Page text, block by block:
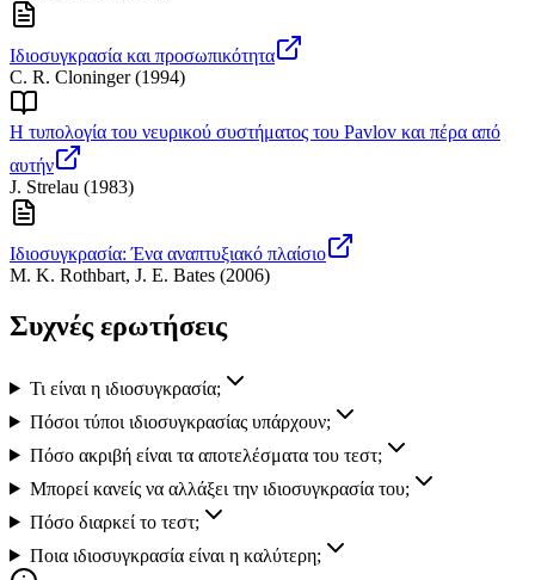
Ιδιοσυγκρασία και προσωπικότητα
C. R. Cloninger(1994)
Η τυπολογία του νευρικού συστήματος του Pavlov και πέρα από
αυτήν
J. Strelau (1983)
Ιδιοσυγκρασία: Ένα αναπτυξιακό πλαίσιο
M. K. Rothbart, J. E. Bates (2006)
Συχνές ερωτήσεις
Τι είναι η ιδιοσυγκρασία;
Πόσοι τύποι ιδιοσυγκρασίας υπάρχουν;
Πόσο ακριβή είναι τα αποτελέσματα του τεστ;
Μπορεί κανείς να αλλάξει την ιδιοσυγκρασία του;
Πόσο διαρκεί το τεστ;
Ποια ιδιοσυγκρασία είναι η καλύτερη;